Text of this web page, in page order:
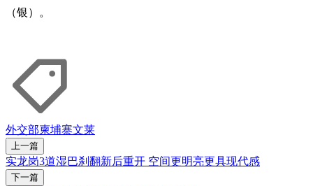
（银）。
外交部柬埔寨文莱
上一篇
实龙岗3道湿巴刹翻新后重开 空间更明亮更具现代感
下一篇